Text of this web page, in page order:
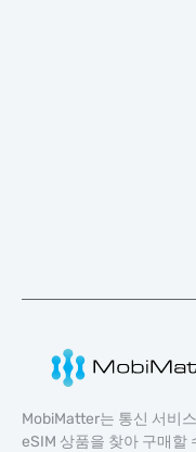
MobiMatter는 통신 서비
eSIM 상품을 찾아 구매할